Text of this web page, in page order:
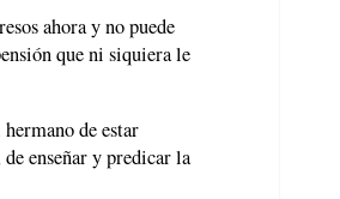
ahora y no puede
que ni siquiera le
de estar
enseñar y predicar la